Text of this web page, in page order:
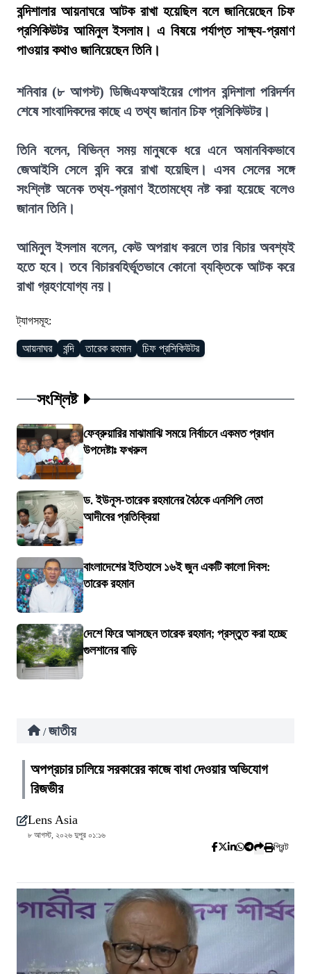
বন্দিশালার আয়নাঘরে আটক রাখা হয়েছিল বলে জানিয়েছেন চিফ
প্রসিকিউটর আমিনুল ইসলাম। এ বিষয়ে পর্যাপ্ত সাক্ষ্য-প্রমাণ
পাওয়ার কথাও জানিয়েছেন তিনি।
শনিবার (৮ আগস্ট) ডিজিএফআইয়ের গোপন বন্দিশালা পরিদর্শন
শেষে সাংবাদিকদের কাছে এ তথ্য জানান চিফ প্রসিকিউটর।
তিনি বলেন, বিভিন্ন সময় মানুষকে ধরে এনে অমানবিকভাবে
জেআইসি সেলে বন্দি করে রাখা হয়েছিল। এসব সেলের সঙ্গে
সংশ্লিষ্ট অনেক তথ্য-প্রমাণ ইতোমধ্যে নষ্ট করা হয়েছে বলেও
জানান তিনি।
আমিনুল ইসলাম বলেন, কেউ অপরাধ করলে তার বিচার অবশ্যই
হতে হবে। তবে বিচারবহির্ভূতভাবে কোনো ব্যক্তিকে আটক করে
রাখা গ্রহণযোগ্য নয়।
ট্যাগসমূহ:
আয়নাঘর বন্দি তারেক রহমান চিফ প্রসিকিউটর
সংশ্লিষ্ট
ফেব্রুয়ারির মাঝামাঝি সময়ে নির্বাচনে একমত প্রধান
উপদেষ্টাঃ ফখরুল
ড. ইউনূস-তারেক রহমানের বৈঠকে এনসিপি নেতা
আদীবের প্রতিক্রিয়া
বাংলাদেশের ইতিহাসে ১৬ই জুন একটি কালো দিবস:
তারেক রহমান
দেশে ফিরে আসছেন তারেক রহমান; প্রস্তুত করা হচ্ছে
গুলশানের বাড়ি
/ জাতীয়
অপপ্রচার চালিয়ে সরকারের কাজে বাধা দেওয়ার অভিযোগ
রিজভীর
Lens Asia
৮ আগস্ট, ২০২৬ দুপুর ০১:১৬
প্রিন্ট